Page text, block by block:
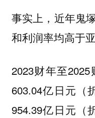
事实上，近年鬼
和利润率均高于
2023财年至
603.04亿日元（
954.39亿日元（